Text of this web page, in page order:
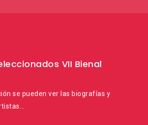
VII Bienal
se pueden ver las biografías y